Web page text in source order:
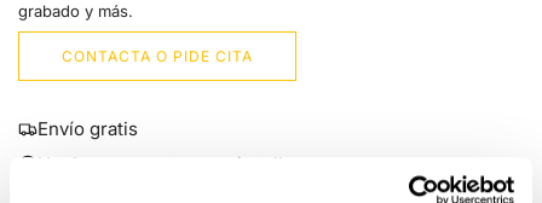
grabado y más.
CONTACTA O PIDE CITA
Envío gratis
Hecho en nuestro propio taller